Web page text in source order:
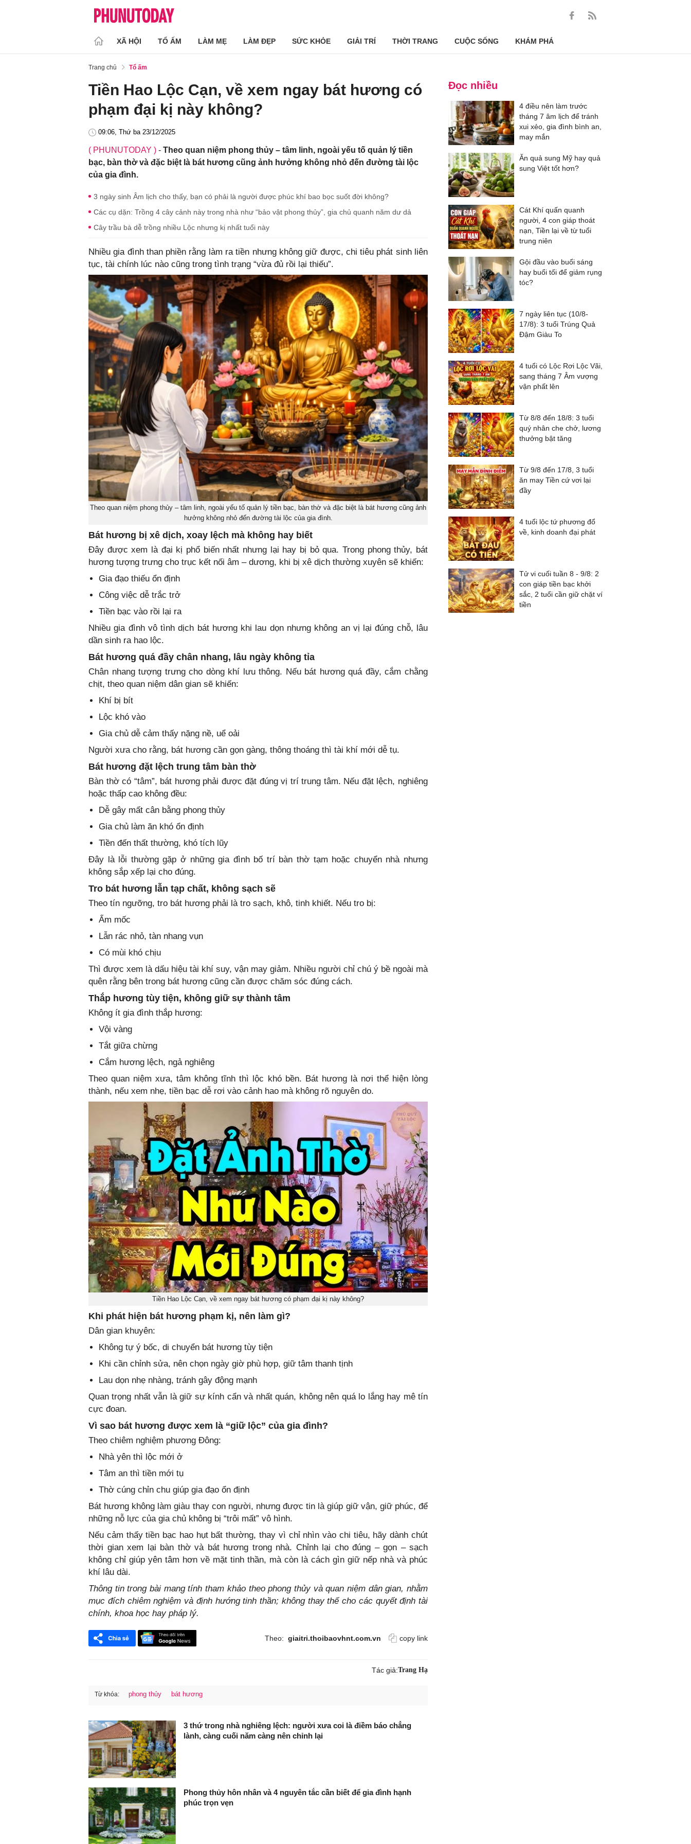
XÃ HỘI TỔ ẤM LÀM MẸ LÀM ĐẸP SỨC KHỎE GIẢI TRÍ THỜI TRANG CUỘC SỐNG KHÁM PHÁ
Trang chủ Tổ ấm
Tiền Hao Lộc Cạn, về xem ngay bát hương có
phạm đại kị này không?
09:06, Thứ ba 23/12/2025
( PHUNUTODAY ) - Theo quan niệm phong thủy – tâm linh, ngoài yếu tố quản lý tiền
bạc, bàn thờ và đặc biệt là bát hương cũng ảnh hưởng không nhỏ đến đường tài lộc
của gia đình.
3 ngày sinh Âm lịch cho thấy, bạn có phải là người được phúc khí bao bọc suốt đời không?
Các cụ dặn: Trồng 4 cây cảnh này trong nhà như “bảo vật phong thủy”, gia chủ quanh năm dư dả
Cây trầu bà dễ trồng nhiều Lộc nhưng kị nhất tuổi này
Nhiều gia đình than phiền rằng làm ra tiền nhưng không giữ được, chi tiêu phát sinh liên
tục, tài chính lúc nào cũng trong tình trạng “vừa đủ rồi lại thiếu”.
Theo quan niệm phong thủy – tâm linh, ngoài yếu tố quản lý tiền bạc, bàn thờ và đặc biệt là bát hương cũng ảnh
hưởng không nhỏ đến đường tài lộc của gia đình.
Bát hương bị xê dịch, xoay lệch mà không hay biết
Đây được xem là đại kị phổ biến nhất nhưng lại hay bị bỏ qua. Trong phong thủy, bát
hương tượng trưng cho trục kết nối âm – dương, khi bị xê dịch thường xuyên sẽ khiến:
Gia đạo thiếu ổn định
Công việc dễ trắc trở
Tiền bạc vào rồi lại ra
Nhiều gia đình vô tình dịch bát hương khi lau dọn nhưng không an vị lại đúng chỗ, lâu
dần sinh ra hao lộc.
Bát hương quá đầy chân nhang, lâu ngày không tỉa
Chân nhang tượng trưng cho dòng khí lưu thông. Nếu bát hương quá đầy, cắm chằng
chịt, theo quan niệm dân gian sẽ khiến:
Khí bị bít
Lộc khó vào
Gia chủ dễ cảm thấy nặng nề, uể oải
Người xưa cho rằng, bát hương cần gọn gàng, thông thoáng thì tài khí mới dễ tụ.
Bát hương đặt lệch trung tâm bàn thờ
Bàn thờ có “tâm”, bát hương phải được đặt đúng vị trí trung tâm. Nếu đặt lệch, nghiêng
hoặc thấp cao không đều:
Dễ gây mất cân bằng phong thủy
Gia chủ làm ăn khó ổn định
Tiền đến thất thường, khó tích lũy
Đây là lỗi thường gặp ở những gia đình bố trí bàn thờ tạm hoặc chuyển nhà nhưng
không sắp xếp lại cho đúng.
Tro bát hương lẫn tạp chất, không sạch sẽ
Theo tín ngưỡng, tro bát hương phải là tro sạch, khô, tinh khiết. Nếu tro bị:
Ẩm mốc
Lẫn rác nhỏ, tàn nhang vụn
Có mùi khó chịu
Thì được xem là dấu hiệu tài khí suy, vận may giảm. Nhiều người chỉ chú ý bề ngoài mà
quên rằng bên trong bát hương cũng cần được chăm sóc đúng cách.
Thắp hương tùy tiện, không giữ sự thành tâm
Không ít gia đình thắp hương:
Vội vàng
Tắt giữa chừng
Cắm hương lệch, ngả nghiêng
Theo quan niệm xưa, tâm không tĩnh thì lộc khó bền. Bát hương là nơi thể hiện lòng
thành, nếu xem nhẹ, tiền bạc dễ rơi vào cảnh hao mà không rõ nguyên do.
Tiền Hao Lộc Cạn, về xem ngay bát hương có phạm đại kị này không?
Khi phát hiện bát hương phạm kị, nên làm gì?
Dân gian khuyên:
Không tự ý bốc, di chuyển bát hương tùy tiện
Khi cần chỉnh sửa, nên chọn ngày giờ phù hợp, giữ tâm thanh tịnh
Lau dọn nhẹ nhàng, tránh gây động mạnh
Quan trọng nhất vẫn là giữ sự kính cẩn và nhất quán, không nên quá lo lắng hay mê tín
cực đoan.
Vì sao bát hương được xem là “giữ lộc” của gia đình?
Theo chiêm nghiệm phương Đông:
Nhà yên thì lộc mới ở
Tâm an thì tiền mới tụ
Thờ cúng chỉn chu giúp gia đạo ổn định
Bát hương không làm giàu thay con người, nhưng được tin là giúp giữ vận, giữ phúc, để
những nỗ lực của gia chủ không bị “trôi mất” vô hình.
Nếu cảm thấy tiền bạc hao hụt bất thường, thay vì chỉ nhìn vào chi tiêu, hãy dành chút
thời gian xem lại bàn thờ và bát hương trong nhà. Chỉnh lại cho đúng – gọn – sạch
không chỉ giúp yên tâm hơn về mặt tinh thần, mà còn là cách gìn giữ nếp nhà và phúc
khí lâu dài.
Thông tin trong bài mang tính tham khảo theo phong thủy và quan niệm dân gian, nhằm
mục đích chiêm nghiệm và định hướng tinh thần; không thay thế cho các quyết định tài
chính, khoa học hay pháp lý.
Theo: giaitri.thoibaovhnt.com.vn copy link
Tác giả:Trang Hạ
Từ khóa: phong thủy bát hương
3 thứ trong nhà nghiêng lệch: người xưa coi là điềm báo chẳng
lành, càng cuối năm càng nên chỉnh lại
Phong thủy hôn nhân và 4 nguyên tắc cần biết để gia đình hạnh
phúc trọn vẹn
Đọc nhiều
4 điều nên làm trước
tháng 7 âm lịch để tránh
xui xẻo, gia đình bình an,
may mắn
Ăn quả sung Mỹ hay quả
sung Việt tốt hơn?
Cát Khí quấn quanh
người, 4 con giáp thoát
nạn, Tiền lại về từ tuổi
trung niên
Gội đầu vào buổi sáng
hay buổi tối để giảm rụng
tóc?
7 ngày liên tục (10/8-
17/8): 3 tuổi Trúng Quả
Đậm Giàu To
4 tuổi có Lộc Rơi Lộc Vãi,
sang tháng 7 Âm vượng
vận phất lên
Từ 8/8 đến 18/8: 3 tuổi
quý nhân che chở, lương
thưởng bật tăng
Từ 9/8 đến 17/8, 3 tuổi
ăn may Tiền cứ vơi lại
đầy
4 tuổi lộc tứ phương đổ
về, kinh doanh đại phát
Tử vi cuối tuần 8 - 9/8: 2
con giáp tiền bạc khởi
sắc, 2 tuổi cần giữ chặt ví
tiền